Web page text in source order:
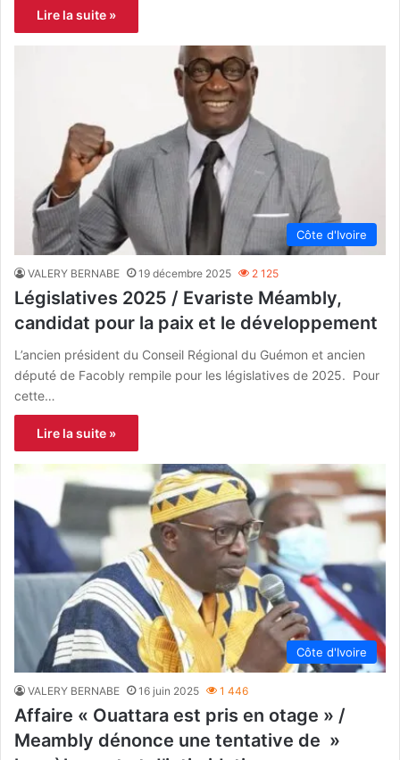
Lire la suite »
Côte d'Ivoire
VALERY BERNABE 19 décembre 2025 2 125
Législatives 2025 / Evariste Méambly,
candidat pour la paix et le développement
L’ancien président du Conseil Régional du Guémon et ancien
député de Facobly rempile pour les législatives de 2025. Pour
cette…
Lire la suite »
Côte d'Ivoire
VALERY BERNABE 16 juin 2025 1 446
Affaire « Ouattara est pris en otage » /
Meambly dénonce une tentative de »